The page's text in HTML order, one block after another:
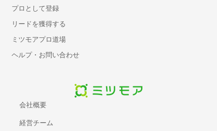
階段のリフォーム
防水工事
網戸の張り替え・修理
断熱工事（窓・床・壁）
窓ガラスの交換・修理
床暖房のリフォーム
押入れ・クローゼットリフォーム
フロアコーティング・フローリングワックス
会社概要
経営チーム
プロとして登録
リードを獲得する
ミツモアプロ道場
ヘルプ・お問い合わせ